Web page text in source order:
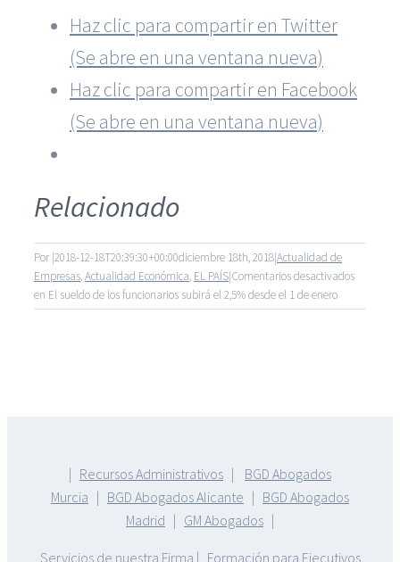
Haz clic para compartir en Twitter
(Se abre en una ventana nueva)
Haz clic para compartir en Facebook
(Se abre en una ventana nueva)
Relacionado
Por |2018-12-18T20:39:30+00:00diciembre 18th, 2018|Actualidad de
Empresas,Actualidad Económica, EL PAÍS|Comentarios desactivados
en El sueldo de los funcionarios subirá el 2,5% desde el 1 de enero
| Recursos Administrativos | BGD Abogados
Murcia | BGD Abogados Alicante | BGD Abogados
Madrid | GM Abogados |
Servicios de nuestra Firma | Formación para Ejecutivos